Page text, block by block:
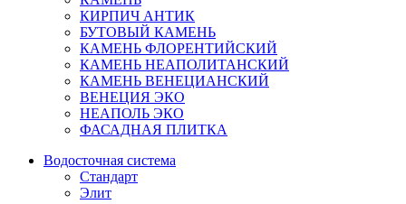
КИРПИЧ АНТИК
БУТОВЫЙ КАМЕНЬ
КАМЕНЬ ФЛОРЕНТИЙСКИЙ
КАМЕНЬ НЕАПОЛИТАНСКИЙ
КАМЕНЬ ВЕНЕЦИАНСКИЙ
ВЕНЕЦИЯ ЭКО
НЕАПОЛЬ ЭКО
ФАСАДНАЯ ПЛИТКА
Водосточная система
Стандарт
Элит